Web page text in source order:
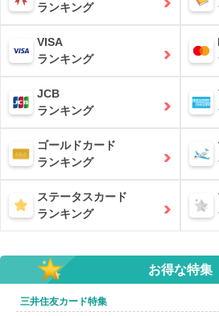
ランキング
VISA
ランキング
JCB
ランキング
ゴールドカード
ランキング
ステータスカード
ランキング
お得な特集
三井住友カード特集